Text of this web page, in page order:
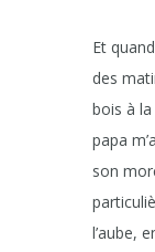
Et
des
bois à
papa
son
l’aube,